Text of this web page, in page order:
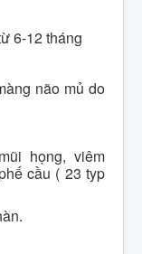
6-12 tháng
não mủ do
họng, viêm
cầu ( 23 typ